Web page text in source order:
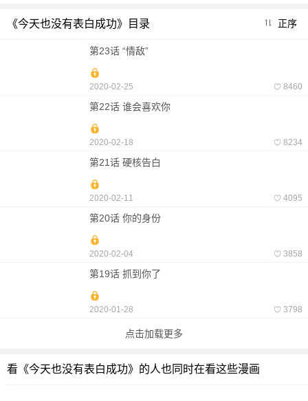
《今天也没有表白成功》目录 正序
第23话 “情敌”
2020-02-25 8460
第22话 谁会喜欢你
2020-02-18 8234
第21话 硬核告白
2020-02-11 4095
第20话 你的身份
2020-02-04 3858
第19话 抓到你了
2020-01-28 3798
点击加载更多
看《今天也没有表白成功》的人也同时在看这些漫画